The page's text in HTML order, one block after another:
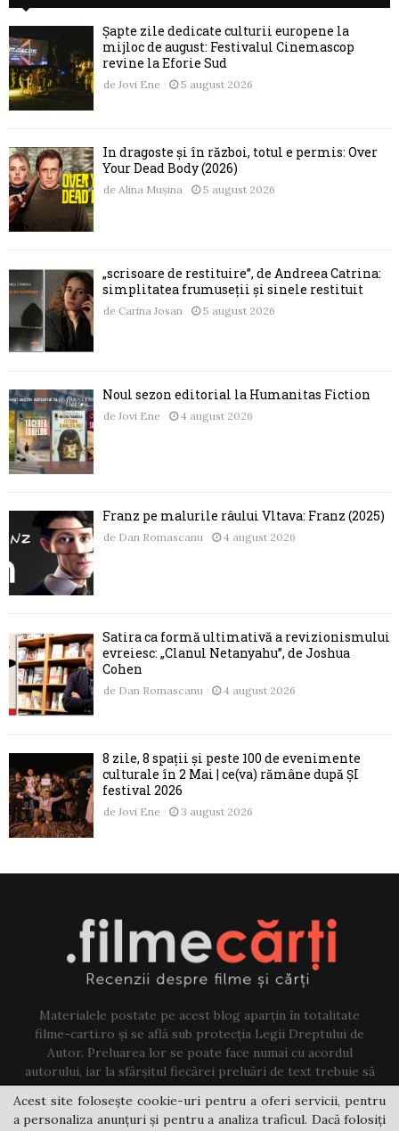
Șapte zile dedicate culturii europene la
mijloc de august: Festivalul Cinemascop
revine la Eforie Sud
de Jovi Ene 5 august 2026
În dragoste și în război, totul e permis: Over
Your Dead Body (2026)
de Alina Mușina 5 august 2026
„scrisoare de restituire”, de Andreea Catrina:
simplitatea frumuseții și sinele restituit
de Carina Josan 5 august 2026
Noul sezon editorial la Humanitas Fiction
de Jovi Ene 4 august 2026
Franz pe malurile râului Vltava: Franz (2025)
de Dan Romascanu 4 august 2026
Satira ca formă ultimativă a revizionismului
evreiesc: „Clanul Netanyahu”, de Joshua
Cohen
de Dan Romascanu 4 august 2026
8 zile, 8 spații și peste 100 de evenimente
culturale în 2 Mai | ce(va) rămâne după ȘI
festival 2026
de Jovi Ene 3 august 2026
Materialele postate pe acest blog aparțin în totalitate
filme-carti.ro și se află sub protecția Legii Dreptului de
Autor. Preluarea lor se poate face numai cu acordul
autorului, iar la sfârșitul fiecărei preluări de text trebuie să
existe un link către acest blog.
Contact us:jovi@filme-carti.ro
Acest site folosește cookie-uri pentru a oferi servicii, pentru
a personaliza anunțuri și pentru a analiza traficul. Dacă folosiți